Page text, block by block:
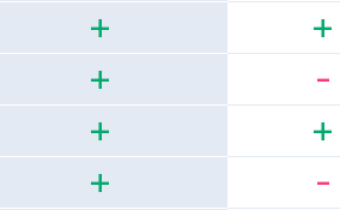
+ +
+ -
+ +
+ -